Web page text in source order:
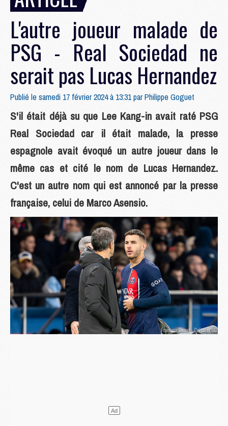
L'autre joueur malade de
PSG - Real Sociedad ne
serait pas Lucas Hernandez
Publié le samedi 17 février 2024 à 13:31 parPhilippe Goguet
S'il était déjà su que Lee Kang-in avait raté PSG
Real Sociedad car il était malade, la presse
espagnole avait évoqué un autre joueur dans le
même cas et cité le nom de Lucas Hernandez.
C'est un autre nom qui est annoncé par la presse
française, celui de Marco Asensio.